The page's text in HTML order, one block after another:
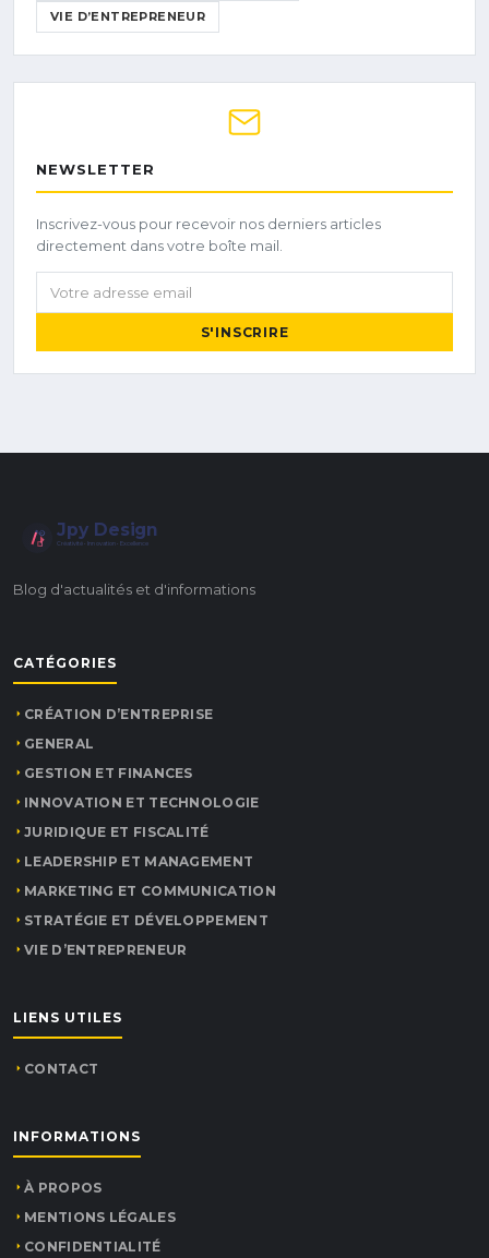
VIE D’ENTREPRENEUR
NEWSLETTER
Inscrivez-vous pour recevoir nos derniers articles
directement dans votre boîte mail.
Votre adresse email
S'INSCRIRE
Jpy Design
Créativité • Innovation • Excellence
Blog d'actualités et d'informations
CATÉGORIES
CRÉATION D’ENTREPRISE
GENERAL
GESTION ET FINANCES
INNOVATION ET TECHNOLOGIE
JURIDIQUE ET FISCALITÉ
LEADERSHIP ET MANAGEMENT
MARKETING ET COMMUNICATION
STRATÉGIE ET DÉVELOPPEMENT
VIE D’ENTREPRENEUR
LIENS UTILES
CONTACT
INFORMATIONS
À PROPOS
MENTIONS LÉGALES
CONFIDENTIALITÉ